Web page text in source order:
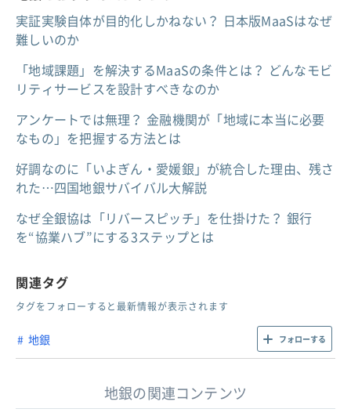
実証実験自体が目的化しかねない？ 日本版MaaSはなぜ
難しいのか
「地域課題」を解決するMaaSの条件とは？ どんなモビ
リティサービスを設計すべきなのか
アンケートでは無理？ 金融機関が「地域に本当に必要
なもの」を把握する方法とは
好調なのに「いよぎん・愛媛銀」が統合した理由、残さ
れた…四国地銀サバイバル大解説
なぜ全銀協は「リバースピッチ」を仕掛けた？ 銀行
を“協業ハブ”にする3ステップとは
関連タグ
タグをフォローすると最新情報が表示されます
地銀 フォローする
地銀の関連コンテンツ